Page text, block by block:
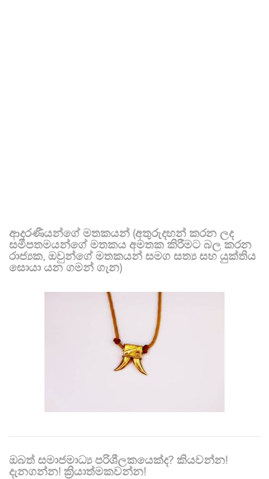
ආදරණීයන්ගේ මතකයන් (අතුරුදහන් කරන ලද
සමීපතමයන්ගේ මතකය අමතක කිරීමට බල කරන
රාජ්‍යක, ඔවුන්ගේ මතකයන් සමග සත්‍ය සහ යුක්තිය
සොයා යන ගමන් ගැන)
ඔබත් සමාජමාධ්‍ය පරිශීලකයෙක්ද? කියවන්න!
දැනගන්න! ක්‍රියාත්මකවන්න!